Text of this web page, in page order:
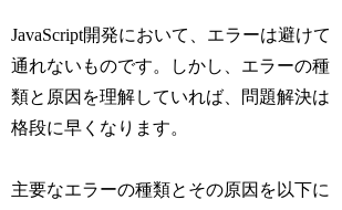
JavaScript開発において、エラーは避けて
通れないものです。しかし、エラーの種
類と原因を理解していれば、問題解決は
格段に早くなります。
主要なエラーの種類とその原因を以下に